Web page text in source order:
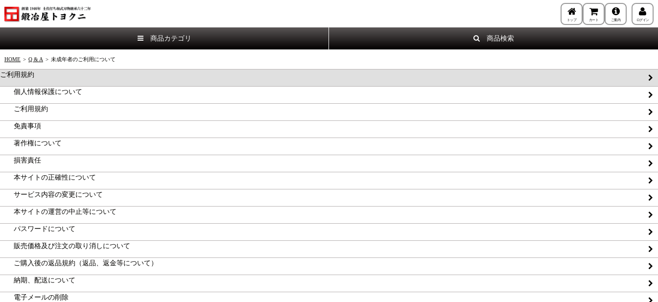
トップ カート ご案内 ログイン
商品カテゴリ 商品検索
HOME > Q & A > 未成年者のご利用について
ご利用規約
個人情報保護について
ご利用規約
免責事項
著作権について
損害責任
本サイトの正確性について
サービス内容の変更について
本サイトの運営の中止等について
パスワードについて
販売価格及び注文の取り消しについて
ご購入後の返品規約（返品、返金等について）
納期、配送について
電子メールの削除